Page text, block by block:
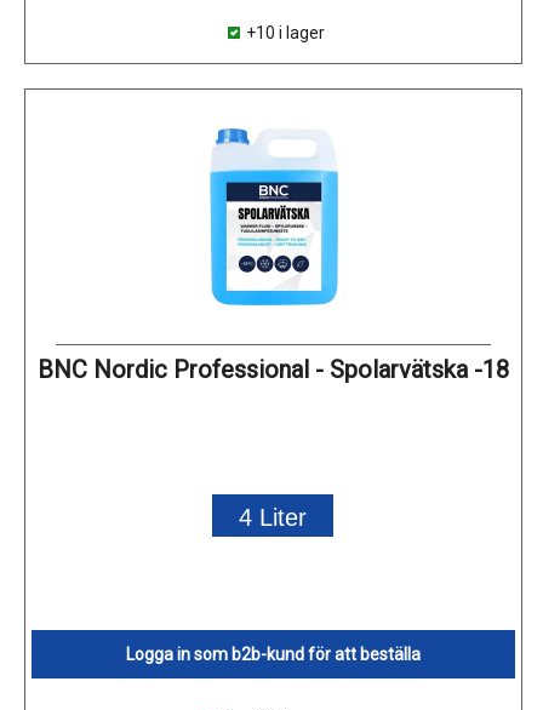
+10 i lager
BNC Nordic Professional - Spolarvätska -18
4 Liter
Logga in som b2b-kund för att beställa